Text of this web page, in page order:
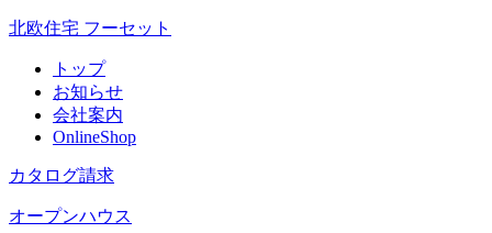
北欧住宅 フーセット
トップ
お知らせ
会社案内
OnlineShop
カタログ請求
オープンハウス